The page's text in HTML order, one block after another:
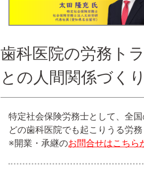
歯科医院の労務ト
との人間関係づく
特定社会保険労務士として、全
どの歯科医院でも起こりうる労
※開業・承継のお問合せはこちら